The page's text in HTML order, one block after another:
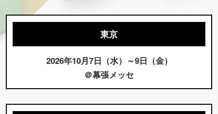
東京
2026年10月7日（水）～9日（金）
＠幕張メッセ